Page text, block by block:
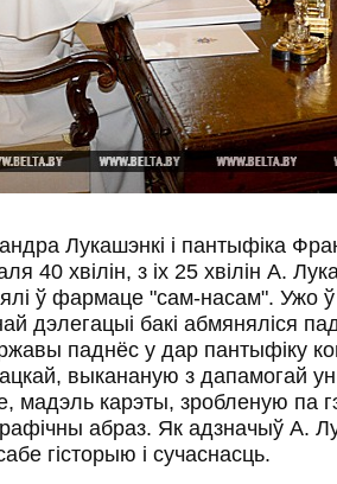
Лукашэнкі і пантыфіка
40 хвілін, з іх 25 хвілін А.
ў фармаце "сам-насам". Ужо ў
дэлегацыі бакі абмяняліся
паднёс у дар пантыфіку
выкананую з дапамогай
мадэль карэты, зробленую па
абраз. Як адзначыў А.
гісторыю і сучаснасць.